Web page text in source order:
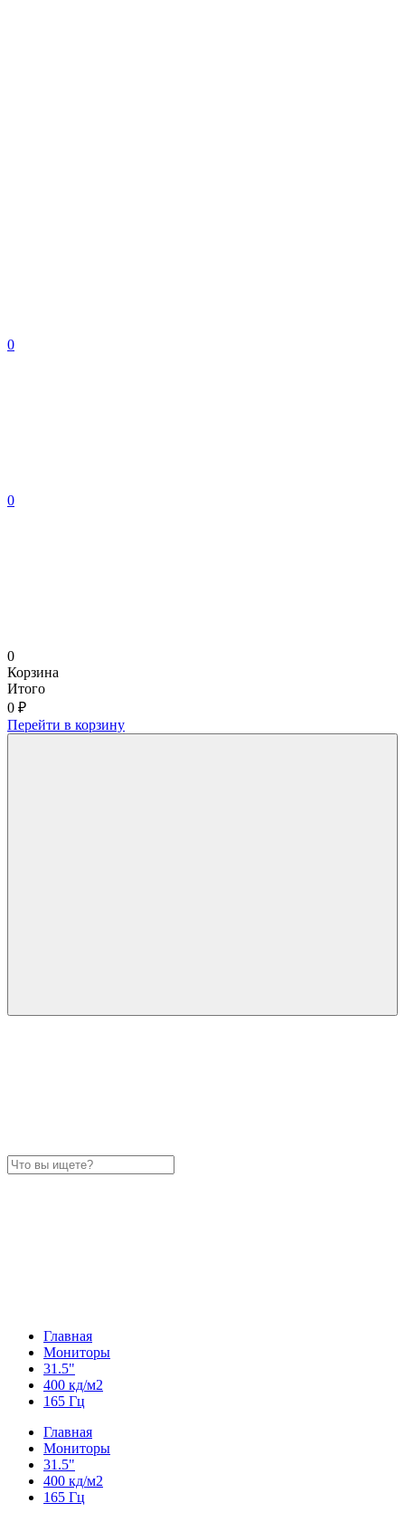
0
0
0
Корзина
Итого
0 ₽
Перейти в корзину
Главная
Мониторы
31.5"
400 кд/м2
165 Гц
Главная
Мониторы
31.5"
400 кд/м2
165 Гц